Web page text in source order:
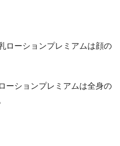
ローションプレミアムは顔の
ーションプレミアムは全身の